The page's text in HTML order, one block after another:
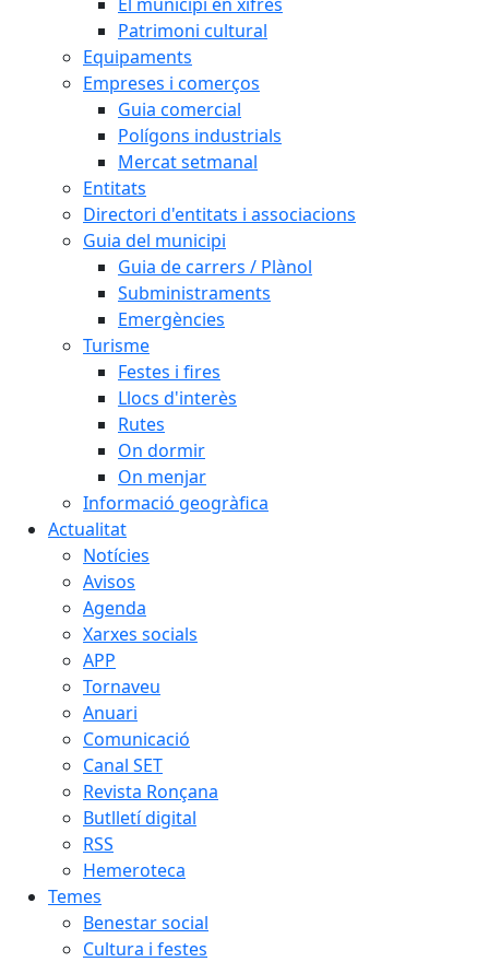
Patrimoni cultural
Equipaments
Empreses i comerços
Guia comercial
Polígons industrials
Mercat setmanal
Entitats
Directori d'entitats i associacions
Guia del municipi
Guia de carrers / Plànol
Subministraments
Emergències
Turisme
Festes i fires
Llocs d'interès
Rutes
On dormir
On menjar
Informació geogràfica
Actualitat
Notícies
Avisos
Agenda
Xarxes socials
APP
Tornaveu
Anuari
Comunicació
Canal SET
Revista Ronçana
Butlletí digital
RSS
Hemeroteca
Temes
Benestar social
Cultura i festes